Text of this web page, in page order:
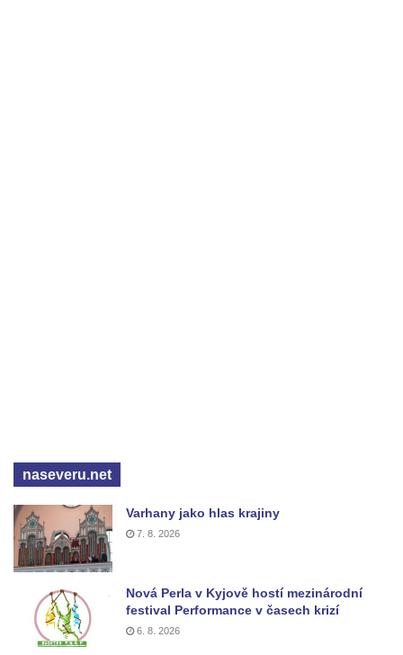
naseveru.net
Varhany jako hlas krajiny
7. 8. 2026
Nová Perla v Kyjově hostí mezinárodní
festival Performance v časech krizí
6. 8. 2026